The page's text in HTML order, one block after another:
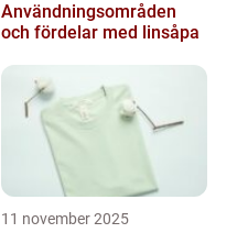
Användningsområden
och fördelar med linsåpa
11 november 2025